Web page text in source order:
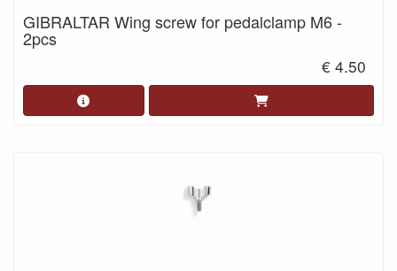
GIBRALTAR Wing screw for pedalclamp M6 -
2pcs
€ 4.50